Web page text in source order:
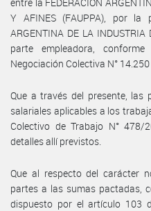
Y AFINES (FAUPPA), por la
ARGENTINA DE LA
parte empleadora,
Negociación Colectiva N° 14.250
Que a través del presente, las
salariales aplicables a los
Colectivo de Trabajo N°
detalles allí previstos.
Que al respecto del carácter
partes a las sumas pactadas,
dispuesto por el artículo 103